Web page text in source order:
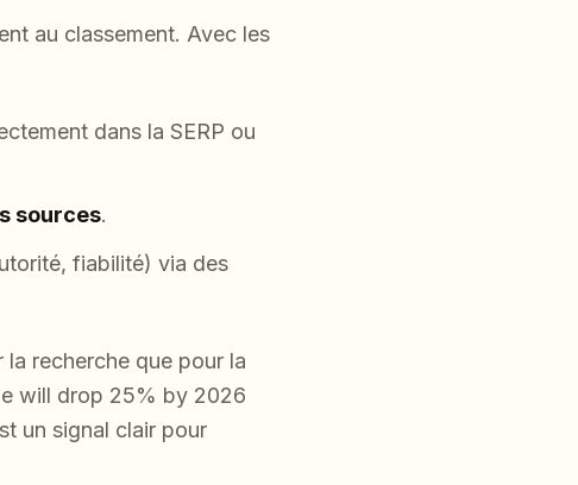
au classement. Avec les
dans la SERP ou
sources.
fiabilité) via des
recherche que pour la
will drop 25% by 2026
un signal clair pour